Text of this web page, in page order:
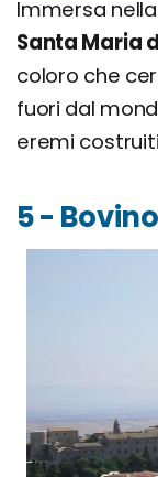
Immersa
Santa Maria
coloro che
fuori dal
eremi
5 - Bovino